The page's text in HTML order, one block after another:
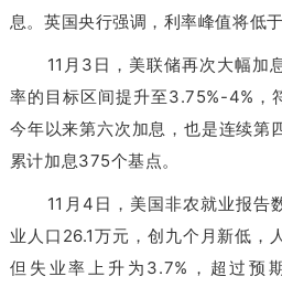
息。英国央行强调，利率峰值将低
11月3日，美联储再次大幅加
率的目标区间提升至3.75%-4%，
今年以来第六次加息，也是连续第
累计加息375个基点。
11月4日，美国非农就业报告
业人口26.1万元，创九个月新低，
但失业率上升为3.7%，超过预